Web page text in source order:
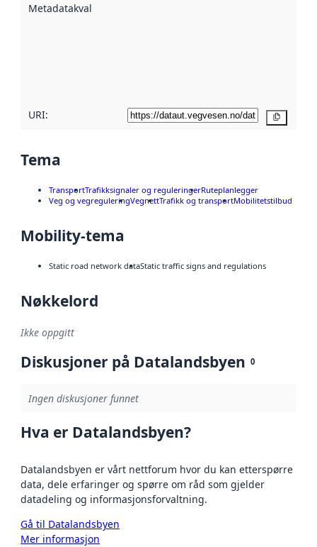
Metadatakvalitet
URI:
Tema
TransportTrafikksignaler og reguleringerRuteplanlegger
Veg og vegreguleringVegnettTrafikk og transportMobilitetstilbud
Mobility-tema
Static road network dataStatic traffic signs and regulations
Nøkkelord
Ikke oppgitt
Diskusjoner på Datalandsbyen 0
Ingen diskusjoner funnet
Hva er Datalandsbyen?
Datalandsbyen er vårt nettforum hvor du kan etterspørre
data, dele erfaringer og spørre om råd som gjelder
datadeling og informasjonsforvaltning.
Gå til Datalandsbyen
Mer informasjon